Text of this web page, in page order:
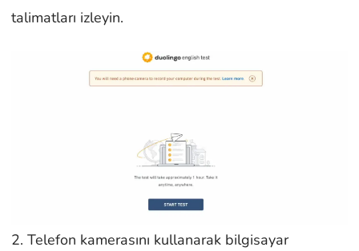
talimatları izleyin.
2. Telefon kamerasını kullanarak bilgisayar